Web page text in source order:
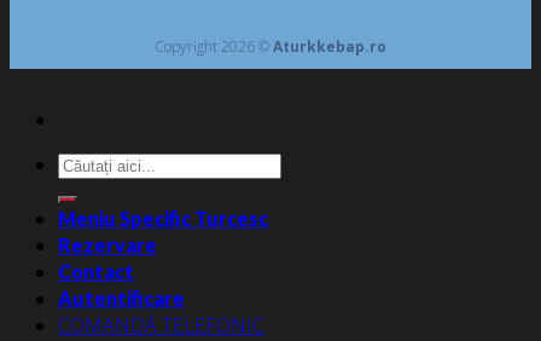
Copyright 2026 ©Aturkkebap.ro
Caută
după:
Meniu Specific Turcesc
Rezervare
Contact
Autentificare
COMANDĂ TELEFONIC